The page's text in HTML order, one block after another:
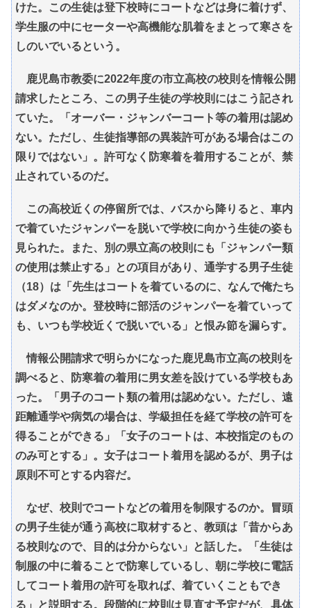
けた。この生徒は登下校時にコートなどは身に着けず、
学生服の中にセーターや高機能な肌着をまとって寒さを
しのいでいるという。
鹿児島市教委に2022年度の市立高校の校則を情報公開
請求したところ、この男子生徒の学校則にはこう記され
ていた。「オーバー・ジャンバーコート等の着用は認め
ない。ただし、生徒指導部の異装許可がある場合はこの
限りではない」。許可なく防寒着を着用することが、禁
止されているのだ。
この高校近くの停留所では、バスから降りると、車内
で着ていたジャンパーを脱いで学校に向かう生徒の姿も
見られた。また、別の県立高の校則にも「ジャンパー類
の使用は禁止する」との項目があり、通学する男子生徒
（18）は「先生はコートを着ているのに、なんで俺たち
はダメなのか。登校時に部活のジャンパーを着ていって
も、いつも学校近くで脱いでいる」と恨み節を漏らす。
情報公開請求で明らかになった鹿児島市立高の校則を
調べると、防寒着の着用に男女差を設けている学校もあ
った。「男子のコート類の着用は認めない。ただし、遠
距離通学や病気の場合は、学級担任を経て学校の許可を
得ることができる」「女子のコートは、本校指定のもの
のみ可とする」。女子はコート着用を認めるが、男子は
原則不可とする内容だ。
なぜ、校則でコートなどの着用を制限するのか。冒頭
の男子生徒が通う高校に取材すると、教頭は「昔からあ
る校則なので、目的は分からない」と話した。「生徒は
制服の中に着ることで防寒しているし、朝に学校に電話
してコート着用の許可を取れば、着ていくこともでき
る」と説明する。段階的に校則は見直す予定だが、具体